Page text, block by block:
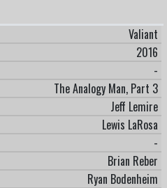
Valiant
2016
-
The Analogy Man, Part 3
Jeff Lemire
Lewis LaRosa
-
Brian Reber
Ryan Bodenheim